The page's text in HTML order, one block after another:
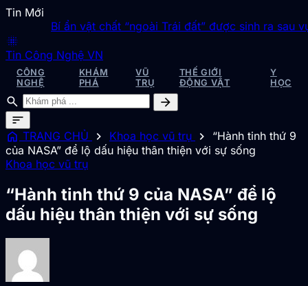
Tin Mới
Bí ẩn vật chất “ngoài Trái đất” được sinh ra sau vụ
blur_on
Tin Công Nghệ VN
CÔNG
NGHỆ
KHÁM
PHÁ
VŨ
TRỤ
THẾ GIỚI
ĐỘNG VẬT
Y
HỌC
search
arrow_forward
sort
home TRANG CHỦ chevron_right Khoa học vũ trụ chevron_right
“Hành tinh thứ 9
của NASA” để lộ dấu hiệu thân thiện với sự sống
Khoa học vũ trụ
“Hành tinh thứ 9 của NASA” để lộ
dấu hiệu thân thiện với sự sống